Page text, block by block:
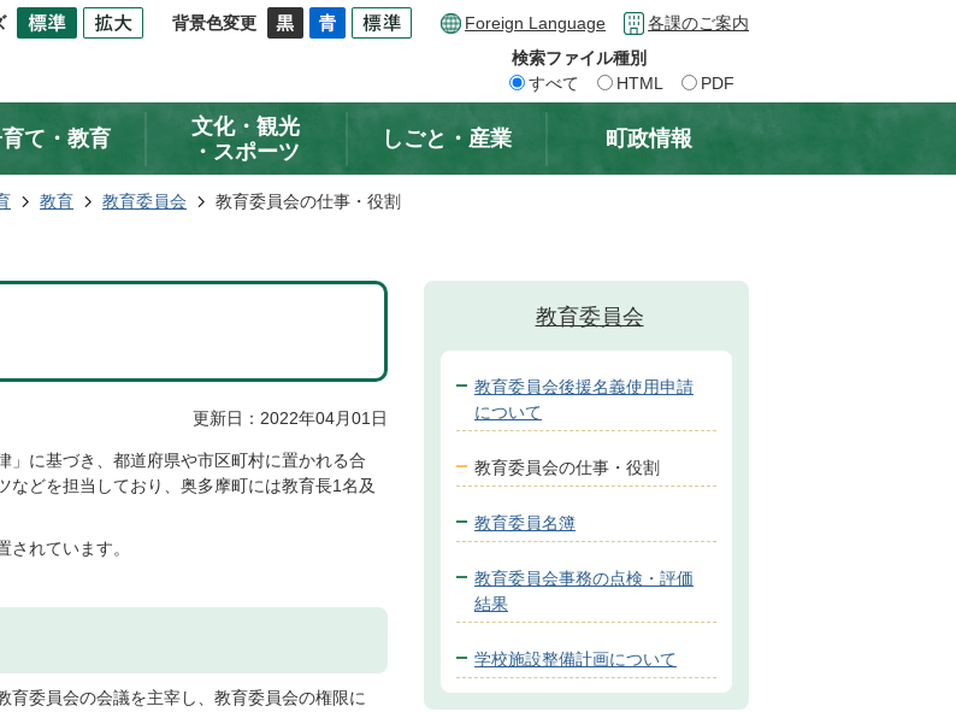
背景色変更 Foreign Language
各課のご案内
検索ファイル種別
すべて
HTML PDF
て・教育
文化・観光
・スポーツ
しごと・産業 町政情報
教育 教育委員会 教育委員会の仕事・役割
更新日：2022年04月01日
に基づき、都道府県や市区町村に置かれる合
どを担当しており、奥多摩町には教育長1名及
れています。
委員会の会議を主宰し、教育委員会の権限に
教育委員会
教育委員会後援名義使用申請
について
教育委員会の仕事・役割
教育委員名簿
教育委員会事務の点検・評価
結果
学校施設整備計画について